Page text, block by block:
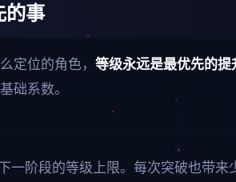
的事
定位的角色， 等级永远是最优先的提
础系数。
一阶段的等级上限。每次突破也带来